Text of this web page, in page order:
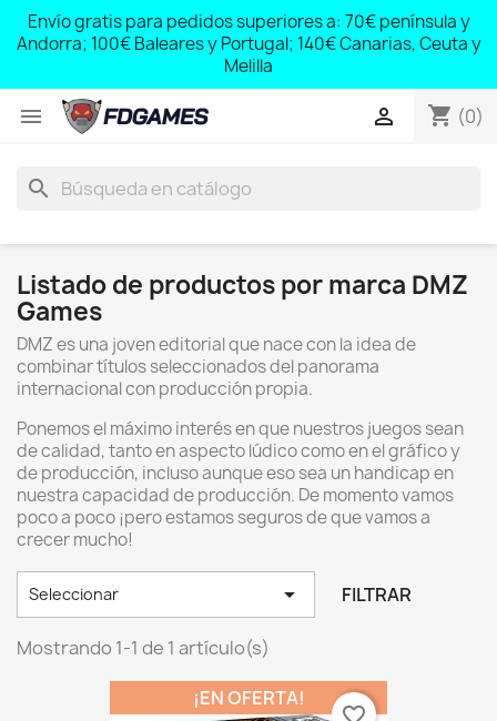
Envío gratis para pedidos superiores a: 70€ península y
Andorra; 100€ Baleares y Portugal; 140€ Canarias, Ceuta y
Melilla
 shopping_cart (0)

search
Listado de productos por marca DMZ
Games
DMZ es una joven editorial que nace con la idea de
combinar títulos seleccionados del panorama
internacional con producción propia.
Ponemos el máximo interés en que nuestros juegos sean
de calidad, tanto en aspecto lúdico como en el gráfico y
de producción, incluso aunque eso sea un handicap en
nuestra capacidad de producción. De momento vamos
poco a poco ¡pero estamos seguros de que vamos a
crecer mucho!
Seleccionar  FILTRAR
Mostrando 1-1 de 1 artículo(s)
¡EN OFERTA!
favorite_border